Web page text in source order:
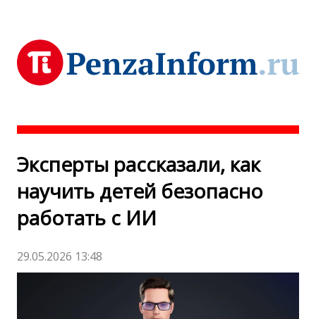
Эксперты рассказали, как
научить детей безопасно
работать с ИИ
29.05.2026 13:48